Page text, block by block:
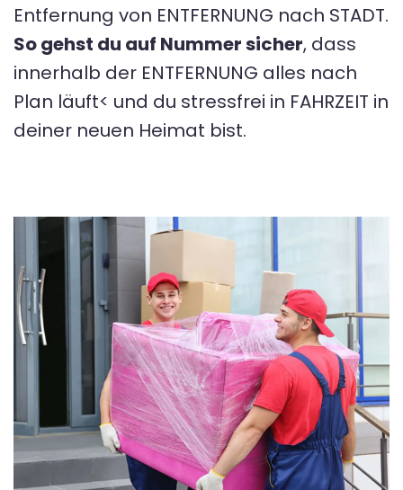
Entfernung von ENTFERNUNG nach STADT.
So gehst du auf Nummer sicher, dass
innerhalb der ENTFERNUNG alles nach
Plan läuft< und du stressfrei in FAHRZEIT in
deiner neuen Heimat bist.